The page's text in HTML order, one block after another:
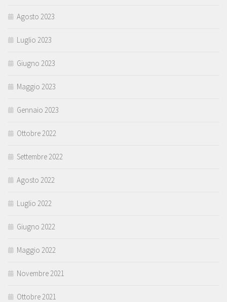
Agosto 2023
Luglio 2023
Giugno 2023
Maggio 2023
Gennaio 2023
Ottobre 2022
Settembre 2022
Agosto 2022
Luglio 2022
Giugno 2022
Maggio 2022
Novembre 2021
Ottobre 2021